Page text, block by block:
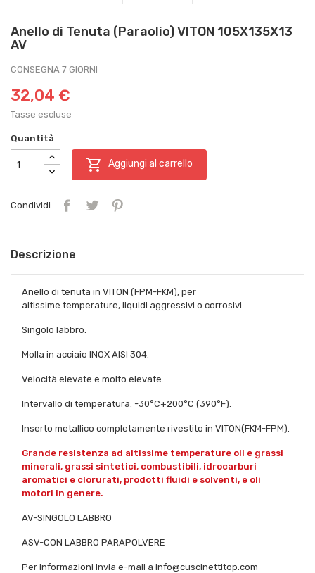
Anello di Tenuta (Paraolio) VITON 105X135X13
AV
CONSEGNA 7 GIORNI
32,04 €
Tasse escluse
Quantità
 Aggiungi al carrello
Condividi
Descrizione
Anello di tenuta in VITON (FPM-FKM), per
altissime temperature, liquidi aggressivi o corrosivi.
Singolo labbro.
Molla in acciaio INOX AISI 304.
Velocità elevate e molto elevate.
Intervallo di temperatura: -30°C+200°C (390°F).
Inserto metallico completamente rivestito in VITON(FKM-FPM).
Grande resistenza ad altissime temperature oli e grassi
minerali, grassi sintetici, combustibili, idrocarburi
aromatici e clorurati, prodotti fluidi e solventi, e oli
motori in genere.
AV-SINGOLO LABBRO
ASV-CON LABBRO PARAPOLVERE
Per informazioni invia e-mail a info@cuscinettitop.com